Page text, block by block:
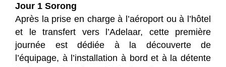
Jour 1 Sorong
Après la prise en charge à l’aéroport ou à l’hôtel
et le transfert vers l’Adelaar, cette première
journée est dédiée à la découverte de
l’équipage, à l’installation à bord et à la détente